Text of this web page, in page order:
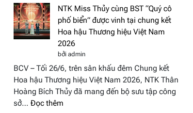
Global
Fashion
Week
2026
Tháp
Cổ”
trở
nhấn
nghệ
thuật
NTK Miss Thủy cùng BST “Quý cô
phố biển” được vinh tại chung kết
Hoa hậu Thương hiệu Việt Nam
2026
bởi admin
BCV – Tối 26/6, trên sân khấu đêm Chung kết
Hoa hậu Thương hiệu Việt Nam 2026, NTK Thân
Hoàng Bích Thủy đã mang đến bộ sưu tập công
sở… Đọc thêm